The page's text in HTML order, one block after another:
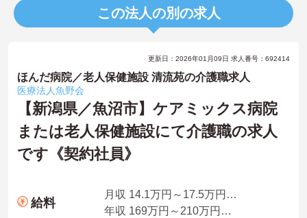
この法人の別の求人
更新日：2026年01月09日 求人番号：692414
ほんだ病院／老人保健施設 清流苑の介護職求人
医療法人魚野会
【新潟県／魚沼市】ケアミックス病院
または老人保健施設にて介護職の求人
です《契約社員》
給料
月収 14.1万円～17.5万円※別途、処遇改善手当付与
年収 169万円～210万円※別途、賞与付与